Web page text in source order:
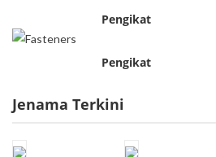
Pengikat
Pengikat
Jenama Terkini